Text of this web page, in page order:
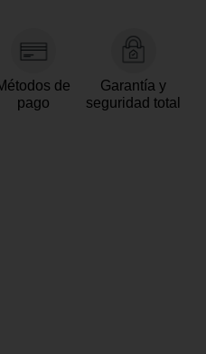
de
pago
Garantía y
seguridad total